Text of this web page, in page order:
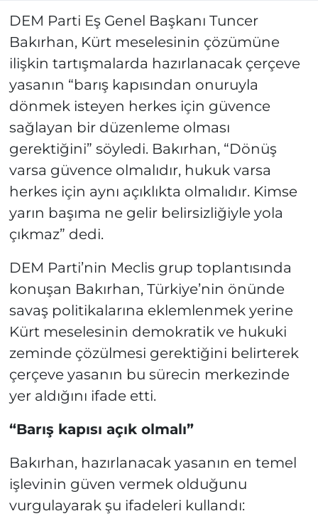
DEM Parti Eş Genel Başkanı Tuncer
Bakırhan, Kürt meselesinin çözümüne
ilişkin tartışmalarda hazırlanacak çerçeve
yasanın “barış kapısından onuruyla
dönmek isteyen herkes için güvence
sağlayan bir düzenleme olması
gerektiğini” söyledi. Bakırhan, “Dönüş
varsa güvence olmalıdır, hukuk varsa
herkes için aynı açıklıkta olmalıdır. Kimse
yarın başıma ne gelir belirsizliğiyle yola
çıkmaz” dedi.
DEM Parti’nin Meclis grup toplantısında
konuşan Bakırhan, Türkiye’nin önünde
savaş politikalarına eklemlenmek yerine
Kürt meselesinin demokratik ve hukuki
zeminde çözülmesi gerektiğini belirterek
çerçeve yasanın bu sürecin merkezinde
yer aldığını ifade etti.
“Barış kapısı açık olmalı”
Bakırhan, hazırlanacak yasanın en temel
işlevinin güven vermek olduğunu
vurgulayarak şu ifadeleri kullandı: